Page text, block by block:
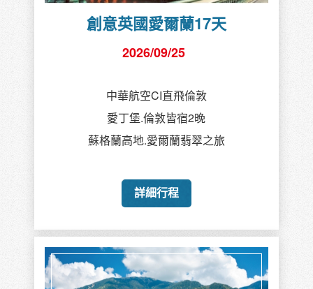
創意英國愛爾蘭17天
2026/09/25
中華航空CI直飛倫敦
愛丁堡.倫敦皆宿2晚
蘇格蘭高地.愛爾蘭翡翠之旅
詳細行程